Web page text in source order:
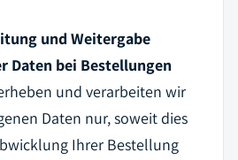
und Weitergabe
Daten bei Bestellungen
und verarbeiten wir
Daten nur, soweit dies
Ihrer Bestellung